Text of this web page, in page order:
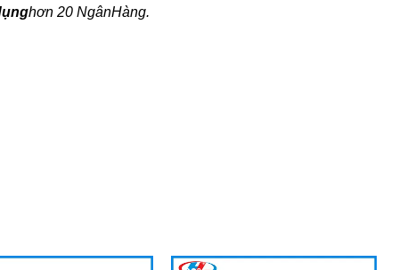
hơn 20 NgânHàng.